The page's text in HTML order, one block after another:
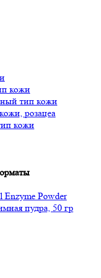
кожи
тип кожи
розацеа
кожи
Powder
пудра, 50 гр